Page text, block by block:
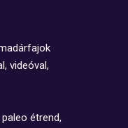
videóval,
étrend,